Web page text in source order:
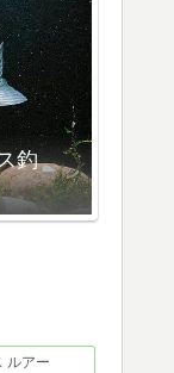
釣
ルアー